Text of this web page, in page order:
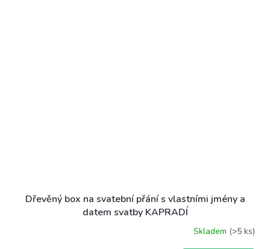
Dřevěný box na svatební přání s vlastními jmény a
datem svatby KAPRADÍ
Skladem (>5 ks)